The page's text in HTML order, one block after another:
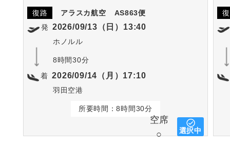
復路 アラスカ航空
AS863便
発 2026/09/13（日）13:40
ホノルル
8時間30分
着 2026/09/14（月）17:10
羽田空港
所要時間：8時間30分
空席
○
選択中